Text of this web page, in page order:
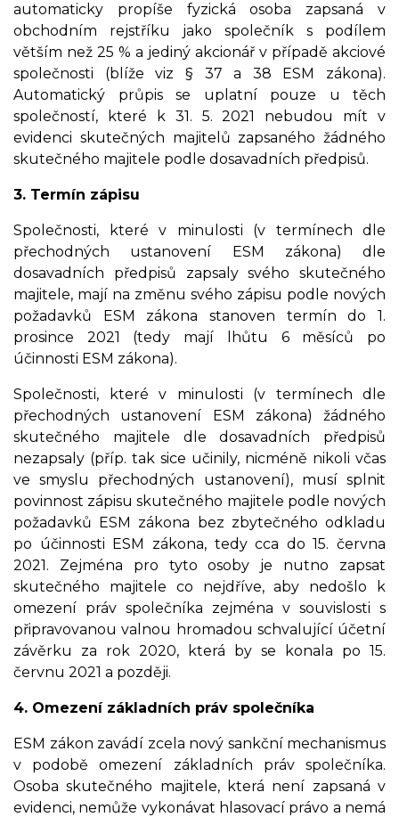
automaticky propíše fyzická osoba zapsaná v
obchodním rejstříku jako společník s podílem
větším než 25 % a jediný akcionář v případě akciové
společnosti (blíže viz § 37 a 38 ESM zákona).
Automatický průpis se uplatní pouze u těch
společností, které k 31. 5. 2021 nebudou mít v
evidenci skutečných majitelů zapsaného žádného
skutečného majitele podle dosavadních předpisů.
3. Termín zápisu
Společnosti, které v minulosti (v termínech dle
přechodných ustanovení ESM zákona) dle
dosavadních předpisů zapsaly svého skutečného
majitele, mají na změnu svého zápisu podle nových
požadavků ESM zákona stanoven termín do 1.
prosince 2021 (tedy mají lhůtu 6 měsíců po
účinnosti ESM zákona).
Společnosti, které v minulosti (v termínech dle
přechodných ustanovení ESM zákona) žádného
skutečného majitele dle dosavadních předpisů
nezapsaly (příp. tak sice učinily, nicméně nikoli včas
ve smyslu přechodných ustanovení), musí splnit
povinnost zápisu skutečného majitele podle nových
požadavků ESM zákona bez zbytečného odkladu
po účinnosti ESM zákona, tedy cca do 15. června
2021. Zejména pro tyto osoby je nutno zapsat
skutečného majitele co nejdříve, aby nedošlo k
omezení práv společníka zejména v souvislosti s
připravovanou valnou hromadou schvalující účetní
závěrku za rok 2020, která by se konala po 15.
červnu 2021 a později.
4. Omezení základních práv společníka
ESM zákon zavádí zcela nový sankční mechanismus
v podobě omezení základních práv společníka.
Osoba skutečného majitele, která není zapsaná v
evidenci, nemůže vykonávat hlasovací právo a nemá